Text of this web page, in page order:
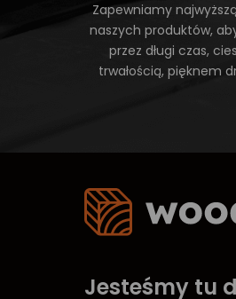
Zapewniamy
naszych produktów, aby
przez długi czas,
trwałością, pięknem
Jesteśmy tu